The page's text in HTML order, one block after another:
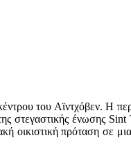
του Αϊντχόβεν. Η
στεγαστικής ένωσης
πρόταση σε